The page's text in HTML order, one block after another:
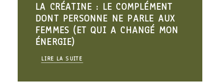
LA CRÉATINE : LE COMPLÉMENT
DONT PERSONNE NE PARLE AUX
FEMMES (ET QUI A CHANGÉ MON
ÉNERGIE)
LIRE LA SUITE